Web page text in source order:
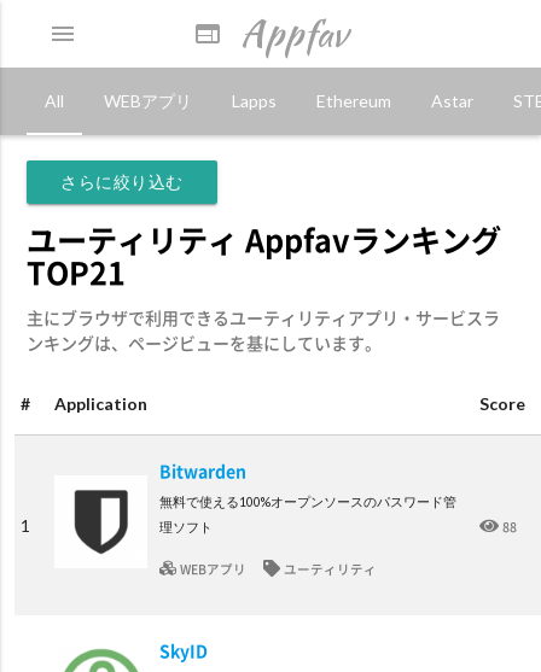
web Appfav
menu
All WEBアプリ Lapps Ethereum Astar
さらに絞り込む
ユーティリティ Appfavランキング
TOP21
主にブラウザで利用できるユーティリティアプリ・サービスラ
ンキングは、ページビューを基にしています。
# Application Score
1
Bitwarden
無料で使える100%オープンソースのパスワード管
理ソフト
WEBアプリ ユーティリティ
88
SkyID